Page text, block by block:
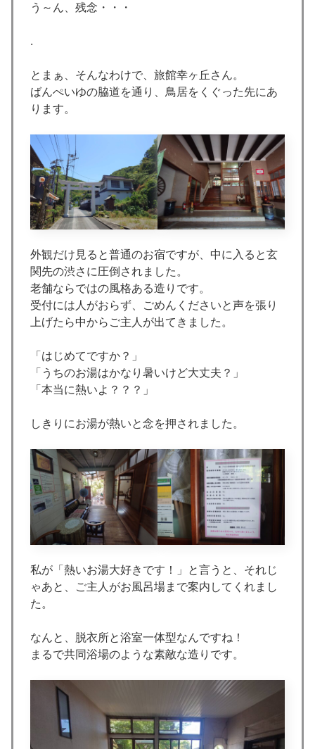
う～ん、残念・・・
.
とまぁ、そんなわけで、旅館幸ヶ丘さん。
ばんぺいゆの脇道を通り、鳥居をくぐった先にあ
ります。
外観だけ見ると普通のお宿ですが、中に入ると玄
関先の渋さに圧倒されました。
老舗ならではの風格ある造りです。
受付には人がおらず、ごめんくださいと声を張り
上げたら中からご主人が出てきました。
「はじめてですか？」
「うちのお湯はかなり暑いけど大丈夫？」
「本当に熱いよ？？？」
しきりにお湯が熱いと念を押されました。
私が「熱いお湯大好きです！」と言うと、それじ
ゃあと、ご主人がお風呂場まで案内してくれまし
た。
なんと、脱衣所と浴室一体型なんですね！
まるで共同浴場のような素敵な造りです。